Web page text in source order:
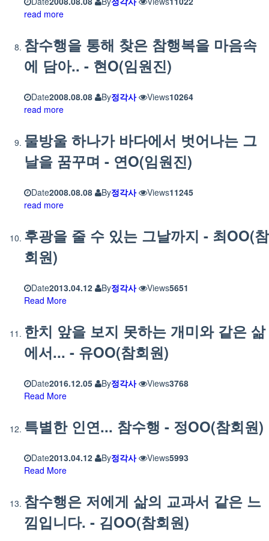
read more
참수행을 통해 찾은 참행복을 마음속
에 담아.. - 현O(임원진)
Date2008.08.08 By정각사 Views10264
read more
물방울 하나가 바다에서 벗어나는 그
날을 꿈꾸며 - 연O(임원진)
Date2008.08.08 By정각사 Views11245
read more
후광을 줄 수 있는 그날까지 - 최OO(참
회원)
Date2013.04.12 By정각사 Views5651
Read More
한치 앞을 보지 못하는 개미와 같은 삶
에서... - 유OO(참회원)
Date2016.12.05 By정각사 Views3768
Read More
특별한 인연... 참수행 - 정OO(참회원)
Date2013.04.12 By정각사 Views5993
Read More
참수행은 저에게 삶의 교과서 같은 느
낌입니다. - 김OO(참회원)